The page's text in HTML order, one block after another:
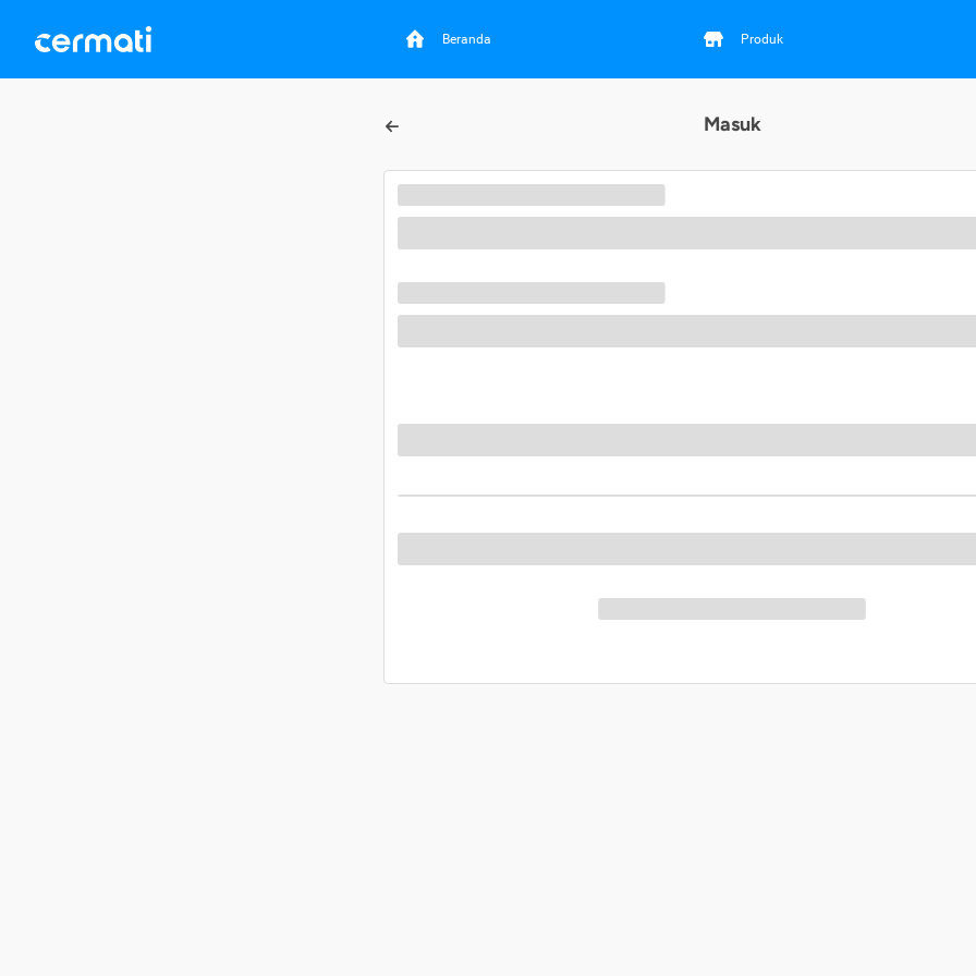
Beranda Produk
Masuk